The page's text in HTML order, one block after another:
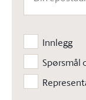
Innlegg
Spørsmål